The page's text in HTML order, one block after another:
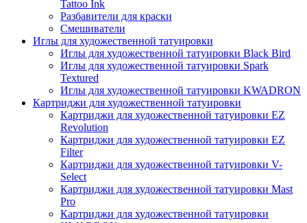
Tattoo Ink
Разбавители для краски
Смешиватели
Иглы для художественной татуировки
Иглы для художественной татуировки Black Bird
Иглы для художественной татуировки Spark
Textured
Иглы для художественной татуировки KWADRON
Картриджи для художественной татуировки
Картриджи для художественной татуировки EZ
Revolution
Картриджи для художественной татуировки EZ
Filter
Картриджи для художественной татуировки V-
Select
Картриджи для художественной татуировки Mast
Pro
Картриджи для художественной татуировки